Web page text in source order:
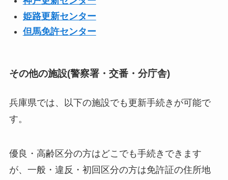
姫路更新センター
但馬免許センター
その他の施設(警察署・交番・分庁舎)
兵庫県では、以下の施設でも更新手続きが可能で
す。
優良・高齢区分の方はどこでも手続きできます
が、一般・違反・初回区分の方は免許証の住所地